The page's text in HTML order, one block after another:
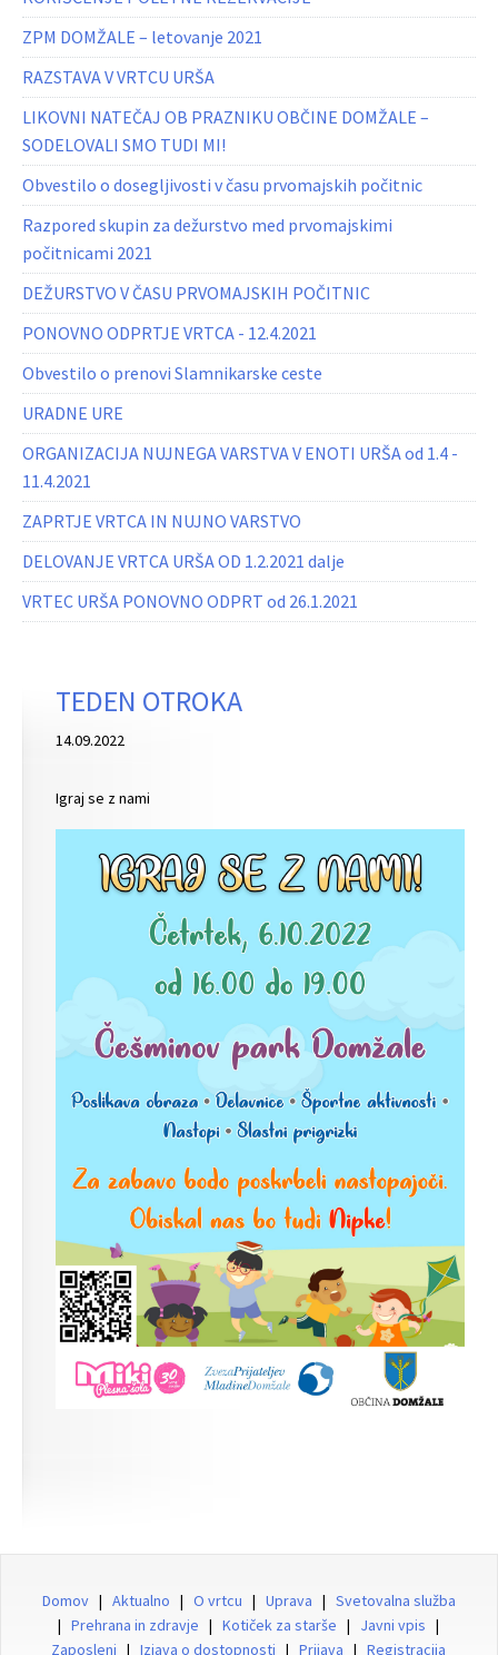
ZPM DOMŽALE – letovanje 2021
RAZSTAVA V VRTCU URŠA
LIKOVNI NATEČAJ OB PRAZNIKU OBČINE DOMŽALE –
SODELOVALI SMO TUDI MI!
Obvestilo o dosegljivosti v času prvomajskih počitnic
Razpored skupin za dežurstvo med prvomajskimi
počitnicami 2021
DEŽURSTVO V ČASU PRVOMAJSKIH POČITNIC
PONOVNO ODPRTJE VRTCA - 12.4.2021
Obvestilo o prenovi Slamnikarske ceste
URADNE URE
ORGANIZACIJA NUJNEGA VARSTVA V ENOTI URŠA od 1.4 -
11.4.2021
ZAPRTJE VRTCA IN NUJNO VARSTVO
DELOVANJE VRTCA URŠA OD 1.2.2021 dalje
VRTEC URŠA PONOVNO ODPRT od 26.1.2021
TEDEN OTROKA
14.09.2022
Igraj se z nami
Domov | Aktualno | O vrtcu | Uprava | Svetovalna služba
|Prehrana in zdravje |Kotiček za starše | Javni vpis |
Zaposleni |Izjava o dostopnosti |Prijava |Registracija